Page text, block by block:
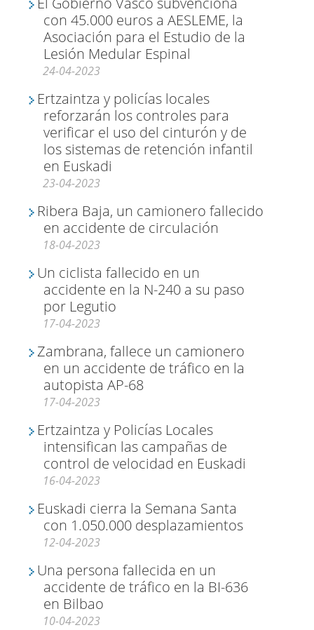
con 45.000 euros a AESLEME, la
Asociación para el Estudio de la
Lesión Medular Espinal
24-04-2023
Ertzaintza y policías locales
reforzarán los controles para
verificar el uso del cinturón y de
los sistemas de retención infantil
en Euskadi
23-04-2023
Ribera Baja, un camionero fallecido
en accidente de circulación
18-04-2023
Un ciclista fallecido en un
accidente en la N-240 a su paso
por Legutio
17-04-2023
Zambrana, fallece un camionero
en un accidente de tráfico en la
autopista AP-68
17-04-2023
Ertzaintza y Policías Locales
intensifican las campañas de
control de velocidad en Euskadi
16-04-2023
Euskadi cierra la Semana Santa
con 1.050.000 desplazamientos
12-04-2023
Una persona fallecida en un
accidente de tráfico en la BI-636
en Bilbao
10-04-2023